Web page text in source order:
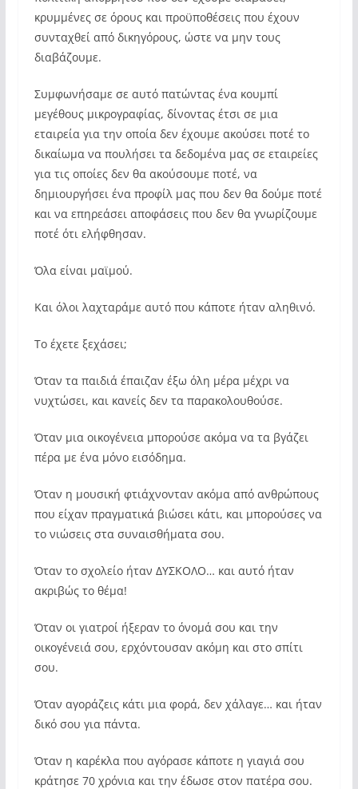
κρυμμένες σε όρους και προϋποθέσεις που έχουν
συνταχθεί από δικηγόρους, ώστε να μην τους
διαβάζουμε.
Συμφωνήσαμε σε αυτό πατώντας ένα κουμπί
μεγέθους μικρογραφίας, δίνοντας έτσι σε μια
εταιρεία για την οποία δεν έχουμε ακούσει ποτέ το
δικαίωμα να πουλήσει τα δεδομένα μας σε εταιρείες
για τις οποίες δεν θα ακούσουμε ποτέ, να
δημιουργήσει ένα προφίλ μας που δεν θα δούμε ποτέ
και να επηρεάσει αποφάσεις που δεν θα γνωρίζουμε
ποτέ ότι ελήφθησαν.
Όλα είναι μαϊμού.
Και όλοι λαχταράμε αυτό που κάποτε ήταν αληθινό.
Το έχετε ξεχάσει;
Όταν τα παιδιά έπαιζαν έξω όλη μέρα μέχρι να
νυχτώσει, και κανείς δεν τα παρακολουθούσε.
Όταν μια οικογένεια μπορούσε ακόμα να τα βγάζει
πέρα ​​με ένα μόνο εισόδημα.
Όταν η μουσική φτιάχνονταν ακόμα από ανθρώπους
που είχαν πραγματικά βιώσει κάτι, και μπορούσες να
το νιώσεις στα συναισθήματα σου.
Όταν το σχολείο ήταν ΔΥΣΚΟΛΟ… και αυτό ήταν
ακριβώς το θέμα!
Όταν οι γιατροί ήξεραν το όνομά σου και την
οικογένειά σου, ερχόντουσαν ακόμη και στο σπίτι
σου.
Όταν αγοράζεις κάτι μια φορά, δεν χάλαγε… και ήταν
δικό σου για πάντα.
Όταν η καρέκλα που αγόρασε κάποτε η γιαγιά σου
κράτησε 70 χρόνια και την έδωσε στον πατέρα σου.